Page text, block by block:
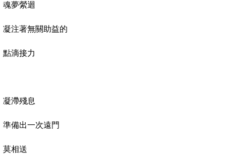
魂夢縈迴
凝注著無關助益的
點滴接力
凝滯殘息
準備出一次遠門
莫相送